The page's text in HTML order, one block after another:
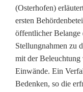
e
H
ü
r
d
(Osterhofen)
ersten
öffentlicher Belange
Stellungnahmen zu
mit der
Einwände. Ein
Bedenken, so die